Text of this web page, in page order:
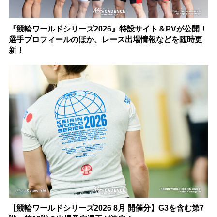
『競輪ワールドシリーズ2026』特設サイト＆PVが公開！
選手プロフィールのほか、レース出場情報などを随時更
新！
【競輪ワールドシリーズ2026 8月 開催分】G3を含む第7